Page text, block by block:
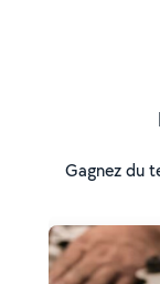
Gagnez du